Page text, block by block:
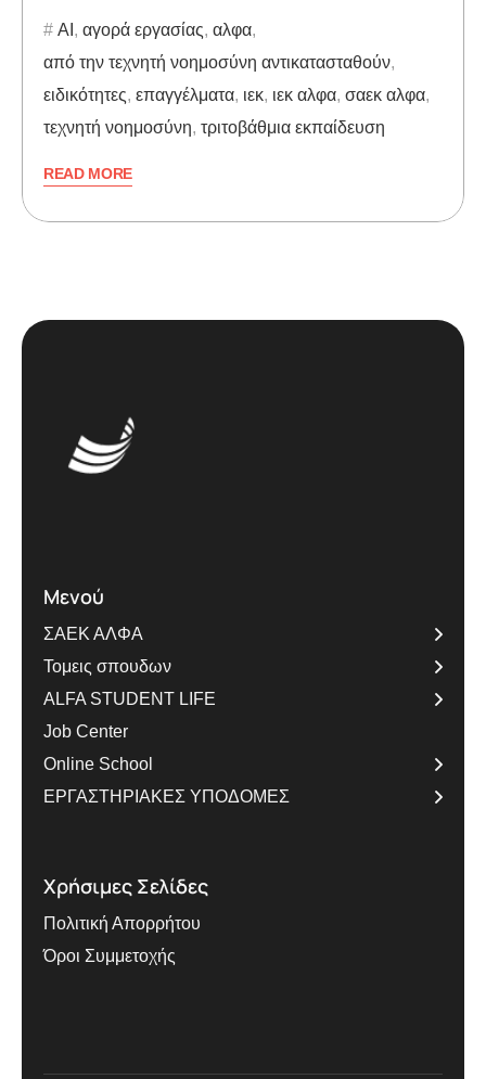
AI , αγορά εργασίας, αλφα,
από την τεχνητή νοημοσύνη αντικατασταθούν,
ειδικότητες, επαγγέλματα, ιεκ, ιεκ αλφα, σαεκ αλφα,
τεχνητή νοημοσύνη, τριτοβάθμια εκπαίδευση
READ MORE
Μενού
ΣΑΕΚ ΑΛΦΑ
Τομεις σπουδων
ALFA STUDENT LIFE
Job Center
Online School
ΕΡΓΑΣΤΗΡΙΑΚΕΣ ΥΠΟΔΟΜΕΣ
Χρήσιμες Σελίδες
Πολιτική Απορρήτου
Όροι Συμμετοχής